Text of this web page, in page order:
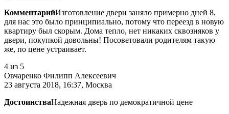
КомментарийИзготовление двери заняло примерно дней 8,
для нас это было принципиально, потому что переезд в новую
квартиру был скорым. Дома тепло, нет никаких сквозняков у
двери, покупкой довольны! Посоветовали родителям такую
же, по цене устраивает.
4 из 5
Овчаренко Филипп Алексеевич
23 августа 2018, 16:37, Москва
ДостоинстваНадежная дверь по демократичной цене